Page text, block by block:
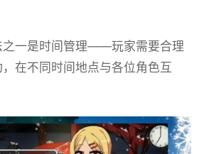
之一是时间管理——玩家需要合理
在不同时间地点与各位角色互